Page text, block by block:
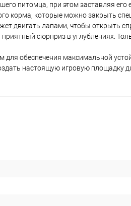
питомца, при этом заставляя его
корма, которые можно закрыть
двигать лапами, чтобы открыть
сюрприз в углублениях.
для обеспечения максимальной
настоящую игровую площадку